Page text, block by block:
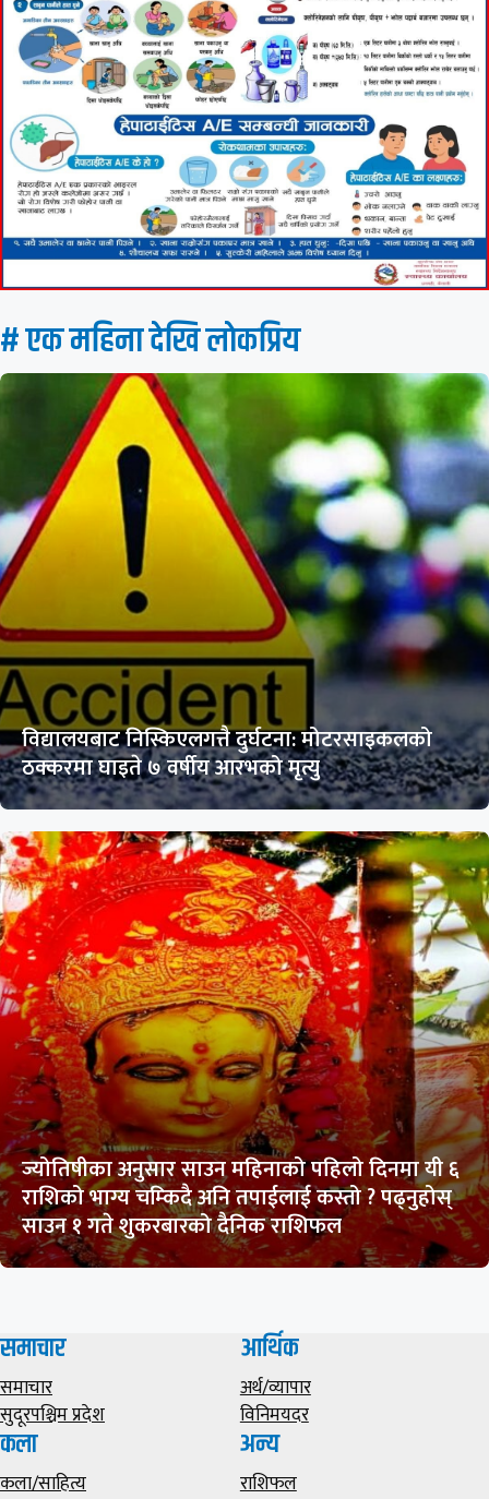
# एक महिना देखि लाेकप्रिय
विद्यालयबाट निस्किएलगत्तै दुर्घटना: मोटरसाइकलको
ठक्करमा घाइते ७ वर्षीय आरभको मृत्यु
ज्योतिषीका अनुसार साउन महिनाको पहिलो दिनमा यी ६
राशिको भाग्य चम्किदै अनि तपाईलाई कस्तो ? पढ्नुहोस्
साउन १ गते शुकरबारको दैनिक राशिफल
समाचार
समाचार
सुदूरपश्चिम प्रदेश
आर्थिक
अर्थ/व्यापार
विनिमयदर
कला
कला/साहित्य
अन्य
राशिफल